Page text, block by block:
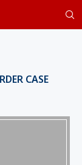
CASE